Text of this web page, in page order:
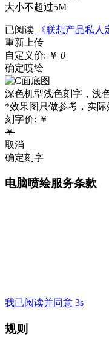
大小不超过5M
已阅读
《联想产品私人
重新上传
自定义价: ￥ 0
确定喷绘
深色机型浅色刻字，浅
*效果图只做参考，实
刻字价: ￥
￥
取消
确定刻字
电脑喷绘服务条款
我已阅读并同意 3s
规则